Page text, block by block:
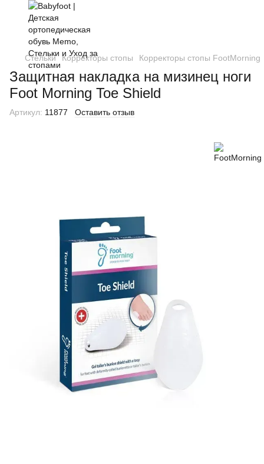
Стельки Корректоры стопы Корректоры стопы FootMorning
Защитная накладка на мизинец ноги
Foot Morning Toe Shield
Артикул: 11877 Оставить отзыв